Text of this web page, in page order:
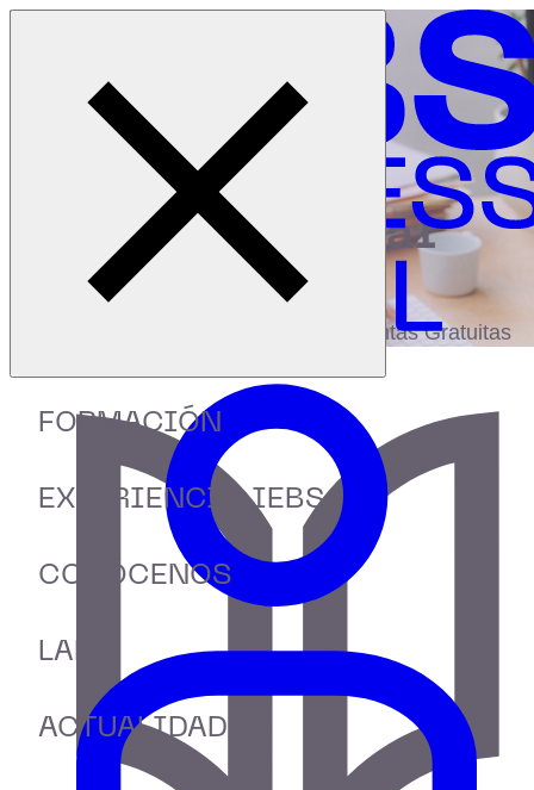
FORMACIÓN
EXPERIENCIA IEBS
CONÓCENOS
LABS
ACTUALIDAD
Inicio
Recursos
SEO para principiantes
bibliotecadigital
Accede a más de 150 Recursos, Guías,
eBooks,Plantillas, Estudios y Herramientas Gratuitas